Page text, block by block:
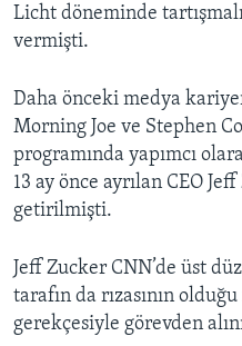
Licht döneminde
vermişti.
Daha önceki medya
Morning Joe ve Stephen
programında yapımcı
13 ay önce ayrılan CEO
getirilmişti.
Jeff Zucker CNN’de üst
tarafın da rızasının
gerekçesiyle görevden